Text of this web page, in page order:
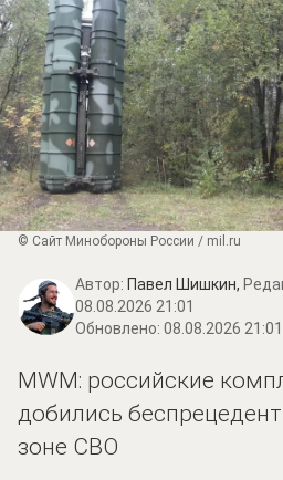
© Сайт Минобороны России / mil.ru
Автор: Павел Шишкин,
08.08.2026 21:01
Обновлено: 08.08.2026 21:01
MWM: российские
добились
зоне СВО